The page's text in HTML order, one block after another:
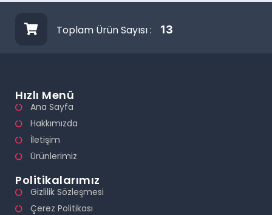
Toplam Ürün Sayısı : 13
Hızlı Menü
Ana Sayfa
Hakkımızda
İletişim
Ürünlerimiz
Politikalarımız
Gizlilik Sözleşmesi
Çerez Politikası